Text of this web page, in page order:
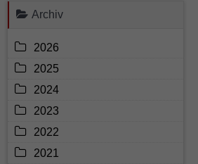
Archiv
2026
2025
2024
2023
2022
2021